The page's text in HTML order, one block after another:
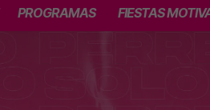
PROGRAMAS FIESTAS